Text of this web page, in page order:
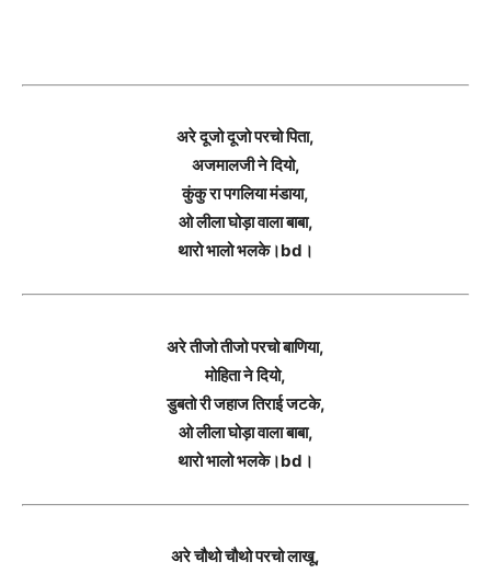
अरे दूजो दूजो परचो पिता,
अजमालजी ने दियो,
कुंकु रा पगलिया मंडाया,
ओ लीला घोड़ा वाला बाबा,
थारो भालो भलके।bd।
अरे तीजो तीजो परचो बाणिया,
मोहिता ने दियो,
डुबतो री जहाज तिराई जटके,
ओ लीला घोड़ा वाला बाबा,
थारो भालो भलके।bd।
अरे चौथो चौथो परचो लाखू,